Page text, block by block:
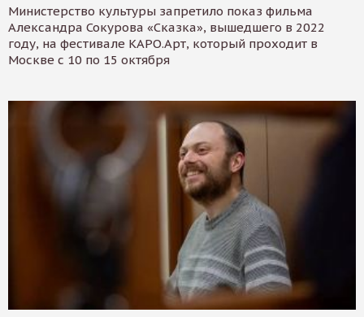
Министерство культуры запретило показ фильма
Александра Сокурова «Сказка», вышедшего в 2022
году, на фестивале КАРО.Арт, который проходит в
Москве с 10 по 15 октября